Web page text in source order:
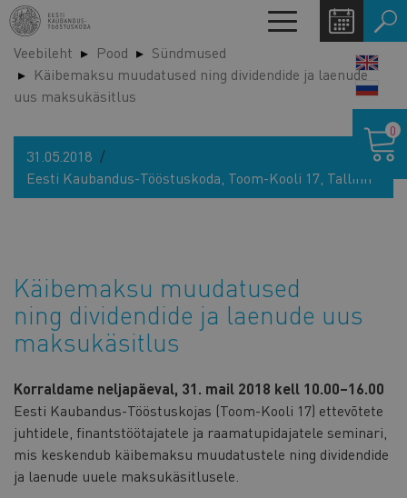
Liigu
edasi
põhisisu
juurde
Toggle
navigation
Veebileht Pood
Sündmused
Käibemaksu muudatused ning dividendide ja laenude
uus maksukäsitlus
31.05.2018
Eesti Kaubandus-Tööstuskoda, Toom-Kooli 17, Tallinn
Käibemaksu muudatused
ning dividendide ja laenude uus
maksukäsitlus
Korraldame neljapäeval, 31. mail 2018 kell 10.00–16.00
Eesti Kaubandus-Tööstuskojas (Toom-Kooli 17) ettevõtete
juhtidele, finantstöötajatele ja raamatupidajatele seminari,
mis keskendub käibemaksu muudatustele ning dividendide
ja laenude uuele maksukäsitlusele.
0